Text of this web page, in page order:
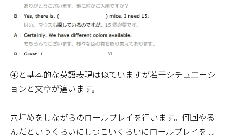
④と基本的な英語表現は似ていますが若干シチュエーシ
ョンと文章が違います。
穴埋めをしながらのロールプレイを行います。何回やる
んだというくらいにしつこいくらいにロールプレイをし